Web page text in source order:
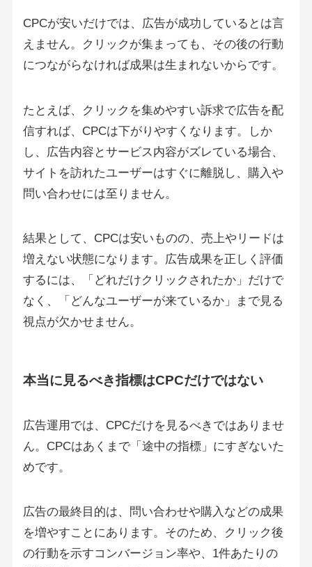
CPCが安いだけでは、広告が成功しているとは言
えません。クリックが集まっても、その後の行動
につながらなければ成果は生まれないからです。
たとえば、クリックを集めやすい訴求で広告を配
信すれば、CPCは下がりやすくなります。しか
し、広告内容とサービス内容がズレている場合、
サイトを訪れたユーザーはすぐに離脱し、購入や
問い合わせには至りません。
結果として、CPCは安いものの、売上やリードは
増えない状態になります。広告成果を正しく評価
するには、「どれだけクリックされたか」だけで
なく、「どんなユーザーが来ているか」まで見る
視点が欠かせません。
本当に見るべき指標はCPCだけではない
広告運用では、CPCだけを見るべきではありませ
ん。CPCはあくまで「途中の指標」にすぎないた
めです。
広告の最終目的は、問い合わせや購入などの成果
を増やすことにあります。そのため、クリック後
の行動を示すコンバージョン率や、1件あたりの